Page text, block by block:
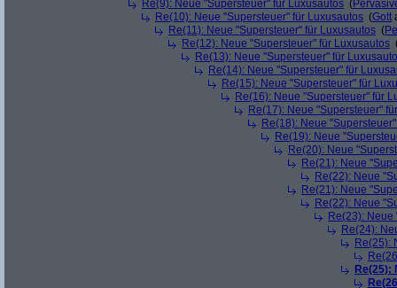
Re(9): Neue "Supersteuer" für Luxusautos (
Re(10): Neue "Supersteuer" für Luxusautos (Gott
Re(11): Neue "Supersteuer" für Luxusautos (
Re(12): Neue "Supersteuer" für Luxusautos
Re(13): Neue "Supersteuer" für
Re(14): Neue "Supersteuer" für
Re(15): Neue "Supersteuer" für
Re(16): Neue "Supersteuer" für
Re(17): Neue "Supersteuer"
Re(18): Neue
Re(19): Neue
Re(20): Neue
Re(21): Neue
Re(22): Neue
Re(21): Neue
Re(22): Neue
Re(23):
Re(24):
Re(25):
Re(25):